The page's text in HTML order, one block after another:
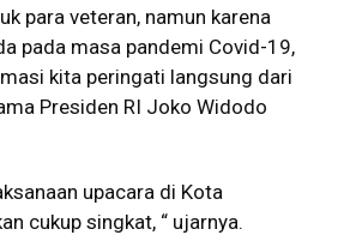
para veteran, namun karena
pada masa pandemi Covid-19,
kita peringati langsung dari
Presiden RI Joko Widodo
upacara di Kota
cukup singkat, “ ujarnya.